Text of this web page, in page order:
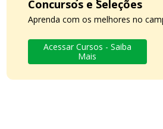
Concursos e Seleções
Aprenda com os melhores no
Acessar Cursos - Saiba
Mais